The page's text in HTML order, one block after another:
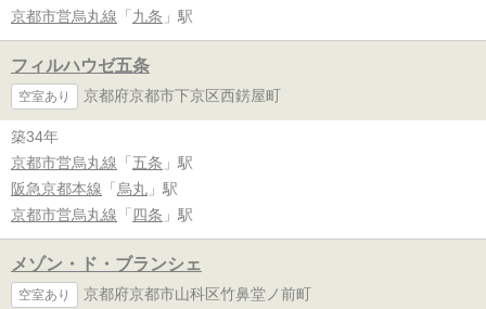
京都市営烏丸線 「 九条 」駅
フィルハウゼ五条
空室あり 京都府京都市下京区西錺屋町
築34年
京都市営烏丸線 「 五条 」駅
阪急京都本線 「 烏丸 」駅
京都市営烏丸線 「 四条 」駅
メゾン・ド・ブランシェ
空室あり 京都府京都市山科区竹鼻堂ノ前町